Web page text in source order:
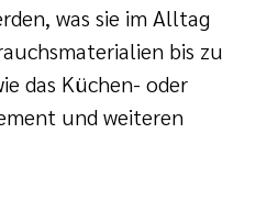
was sie im Alltag
bis zu
das Küchen- oder
und weiteren